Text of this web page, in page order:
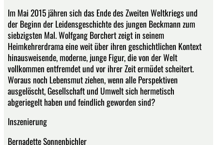
Im Mai 2015 jähren sich das Ende des Zweiten Weltkriegs und
der Beginn der Leidensgeschichte des jungen Beckmann zum
siebzigsten Mal. Wolfgang Borchert zeigt in seinem
Heimkehrerdrama eine weit über ihren geschichtlichen Kontext
hinausweisende, moderne, junge Figur, die von der Welt
vollkommen entfremdet und vor ihrer Zeit ermüdet scheitert.
Woraus noch Lebensmut ziehen, wenn alle Perspektiven
ausgelöscht, Gesellschaft und Umwelt sich hermetisch
abgeriegelt haben und feindlich geworden sind?
Inszenierung
Bernadette Sonnenbichler